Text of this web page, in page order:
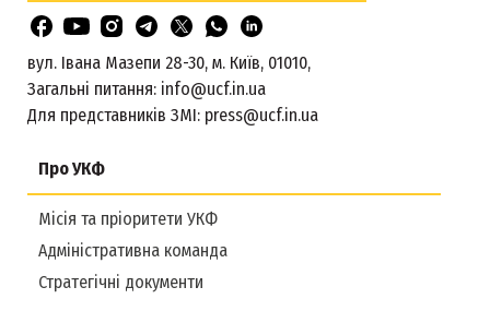
Про УКФ
Місія та пріоритети УКФ
Адміністративна команда
Стратегічні документи
вул. Івана Мазепи 28-30, м. Київ, 01010,
Загальні питання: info@ucf.in.ua
Для представників ЗМІ: press@ucf.in.ua